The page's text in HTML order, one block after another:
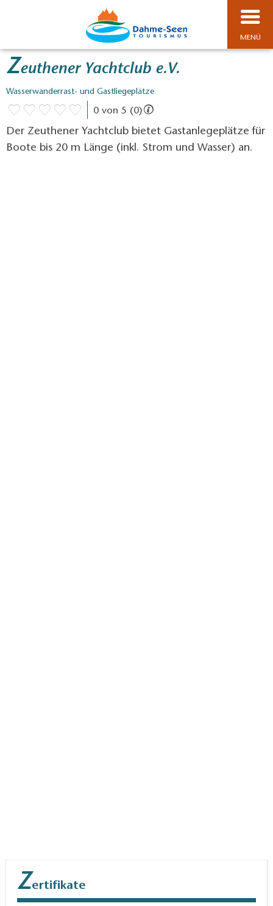
MENÜ
Zeuthener Yachtclub e.V.
Wasserwanderrast- und Gastliegeplätze
0 von 5 (0)
Der Zeuthener Yachtclub bietet Gastanlegeplätze für
Boote bis 20 m Länge (inkl. Strom und Wasser) an.
Zertifikate